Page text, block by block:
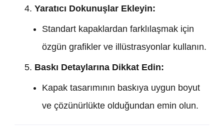
Yaratıcı Dokunuşlar Ekleyin:
Standart kapaklardan farklılaşmak için
özgün grafikler ve illüstrasyonlar kullanın.
Baskı Detaylarına Dikkat Edin:
Kapak tasarımının baskıya uygun boyut
ve çözünürlükte olduğundan emin olun.